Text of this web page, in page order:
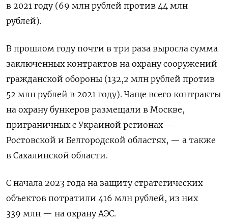
в 2021 году (69 млн рублей против 44 млн
рублей).
В прошлом году почти в три раза выросла сумма
заключенных контрактов на охрану сооружений
гражданской обороны (132,2 млн рублей против
52 млн рублей в 2021 году). Чаще всего контракты
на охрану бункеров размещали в Москве,
приграничных с Украиной регионах —
Ростовской и Белгородской областях, — а также
в Сахалинской области.
С начала 2023 года на защиту стратегических
объектов потратили 416 млн рублей, из них
339 млн — на охрану АЭС.